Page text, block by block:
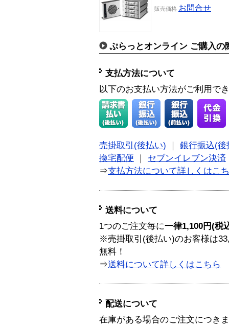
販売価格 お問合せ
ぷらっとオンライン ご購入の
支払方法について
以下のお支払い方法がご利用で
売掛取引(後払い)
銀行振込(後
換宅配便
セブンイレブン決済
⇒支払方法について詳しくはこ
送料について
1つのご注文毎に一律1,100円(税
※売掛取引(後払い)のお客様は
無料！
⇒送料について詳しくはこちら
配送について
在庫がある場合のご注文につき